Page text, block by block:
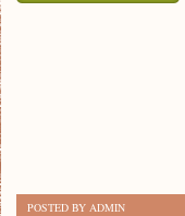
POSTED BY ADMIN